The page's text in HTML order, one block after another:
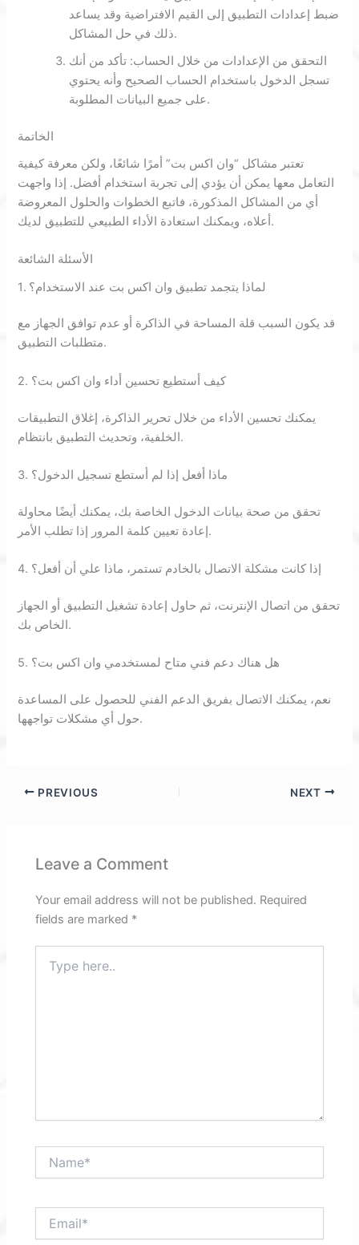
ضبط إعدادات التطبيق إلى القيم الافتراضية وقد يساعد
ذلك في حل المشاكل.
التحقق من الإعدادات من خلال الحساب: تأكد من أنك
تسجل الدخول باستخدام الحساب الصحيح وأنه يحتوي
على جميع البيانات المطلوبة.
الخاتمة
تعتبر مشاكل “وان اكس بت” أمرًا شائعًا، ولكن معرفة كيفية
التعامل معها يمكن أن يؤدي إلى تجربة استخدام أفضل. إذا واجهت
أي من المشاكل المذكورة، فاتبع الخطوات والحلول المعروضة
أعلاه، ويمكنك استعادة الأداء الطبيعي للتطبيق لديك.
الأسئلة الشائعة
1. لماذا يتجمد تطبيق وان اكس بت عند الاستخدام؟
قد يكون السبب قلة المساحة في الذاكرة أو عدم توافق الجهاز مع
متطلبات التطبيق.
2. كيف أستطيع تحسين أداء وان اكس بت؟
يمكنك تحسين الأداء من خلال تحرير الذاكرة، إغلاق التطبيقات
الخلفية، وتحديث التطبيق بانتظام.
3. ماذا أفعل إذا لم أستطع تسجيل الدخول؟
تحقق من صحة بيانات الدخول الخاصة بك، يمكنك أيضًا محاولة
إعادة تعيين كلمة المرور إذا تطلب الأمر.
4. إذا كانت مشكلة الاتصال بالخادم تستمر، ماذا علي أن أفعل؟
تحقق من اتصال الإنترنت، ثم حاول إعادة تشغيل التطبيق أو الجهاز
الخاص بك.
5. هل هناك دعم فني متاح لمستخدمي وان اكس بت؟
نعم، يمكنك الاتصال بفريق الدعم الفني للحصول على المساعدة
حول أي مشكلات تواجهها.
PREVIOUS NEXT
Leave a Comment
Your email address will not be published. Required
fields are marked *
here..